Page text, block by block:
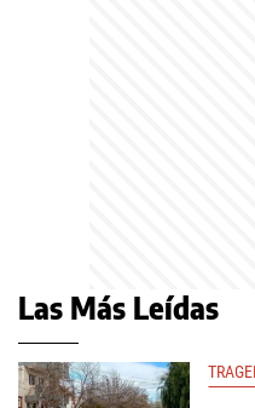
Las Más Leídas